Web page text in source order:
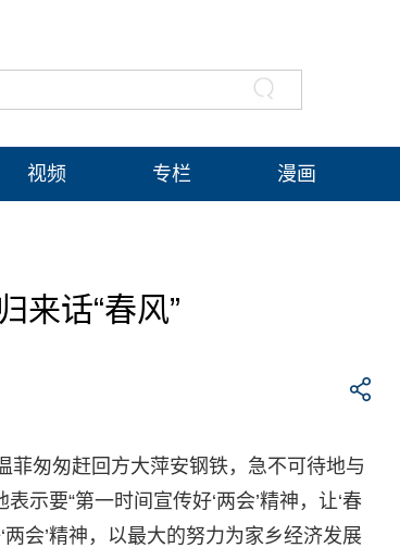
视频 专栏 漫画
来话“春风”
菲匆匆赶回方大萍安钢铁，急不可待地与
示要“第一时间宣传好‘两会’精神，让‘春
会’精神，以最大的努力为家乡经济发展